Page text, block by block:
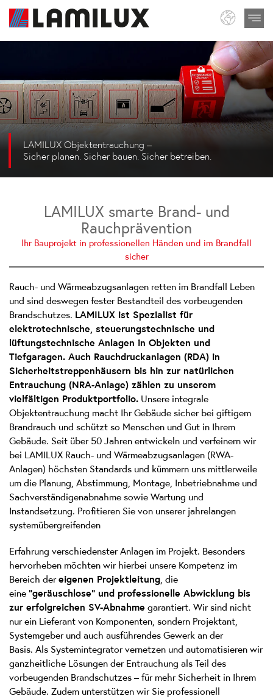
LAMILUX Objektentrauchung –
Sicher planen. Sicher bauen. Sicher betreiben.
LAMILUX smarte Brand- und
Rauchprävention
Ihr Bauprojekt in professionellen Händen und im Brandfall
sicher
Rauch- und Wärmeabzugsanlagen retten im Brandfall Leben
und sind deswegen fester Bestandteil des vorbeugenden
Brandschutzes. LAMILUX ist Spezialist für
elektrotechnische, steuerungstechnische und
lüftungstechnische Anlagen in Objekten und
Tiefgaragen. Auch Rauchdruckanlagen (RDA) in
Sicherheitstreppenhäusern bis hin zur natürlichen
Entrauchung (NRA-Anlage) zählen zu unserem
vielfältigen Produktportfolio. Unsere integrale
Objektentrauchung macht Ihr Gebäude sicher bei giftigem
Brandrauch und schützt so Menschen und Gut in Ihrem
Gebäude. Seit über 50 Jahren entwickeln und verfeinern wir
bei LAMILUX Rauch- und Wärmeabzugsanlagen (RWA-
Anlagen) höchsten Standards und kümmern uns mittlerweile
um die Planung, Abstimmung, Montage, Inbetriebnahme und
Sachverständigen­abnahme sowie Wartung und
Instandsetzung. Profitieren Sie von unserer jahrelangen
systemübergreifenden
Erfahrung verschiedenster Anlagen im Projekt. Besonders
hervorheben möchten wir hierbei unsere Kompetenz im
Bereich dereigenen Projektleitung, die
eine "geräuschlose" und professionelle Abwicklung bis
zur erfolgreichen SV-Abnahme garantiert. Wir sind nicht
nur ein Lieferant von Komponenten, sondern Projektant,
Systemgeber und auch ausführendes Gewerk an der
Basis. Als Systemintegrator vernetzen und automatisieren wir
ganzheitliche Lösungen der Entrauchung als Teil des
vorbeugenden Brandschutzes – für mehr Sicherheit in Ihrem
Gebäude. Zudem unterstützen wir Sie professionell